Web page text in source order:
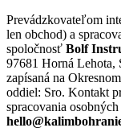
Prevádzkovateľom
len obchod) a
spoločnosť Bolf
97681 Horná Lehota,
zapísaná na
oddiel: Sro. Kontakt
spracovania